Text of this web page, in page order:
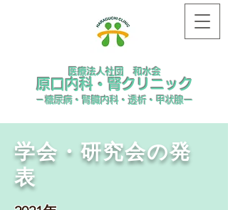
医療法人社団 和水会
​原口内科・腎クリニック
－糖尿病・腎臓内科・透析・甲状腺ー
学会・研究会の発
表